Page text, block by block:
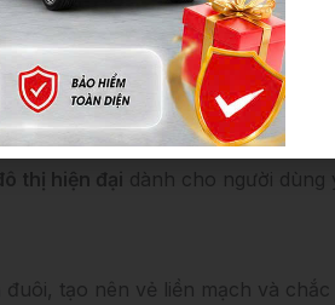
bỏ qua trên phiên bảnToyota
trước nhưToyota Cross 2026
thị hiện đại dành cho người dùng
tạo nên vẻ liền mạch và